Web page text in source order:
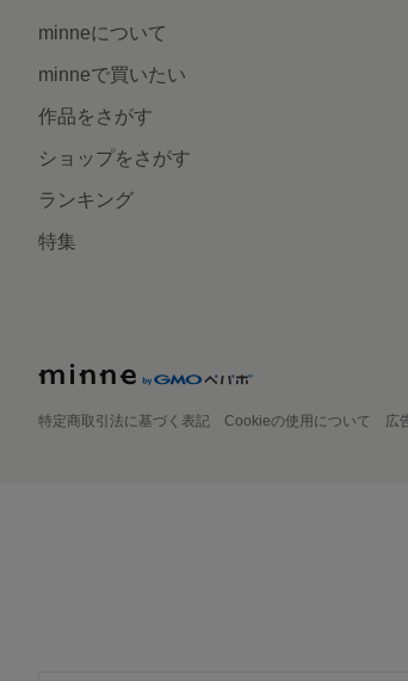
minneについて
minneで買いたい
作品をさがす
ショップをさがす
ランキング
特集
特定商取引法に基づく表記 Cookieの使用について 広